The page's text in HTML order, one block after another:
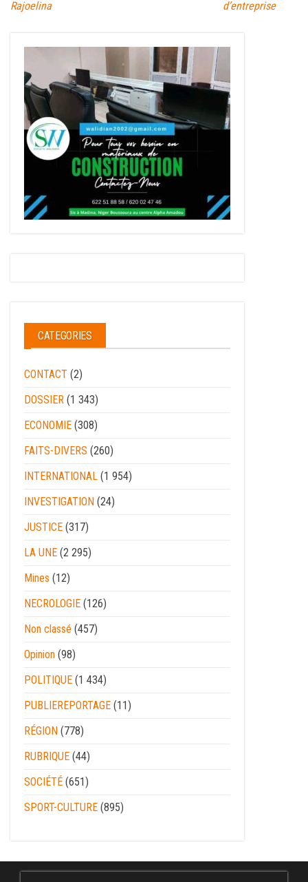
Rajoelina d’entreprise
CATEGORIES
CONTACT (2)
DOSSIER (1 343)
ECONOMIE (308)
FAITS-DIVERS (260)
INTERNATIONAL (1 954)
INVESTIGATION (24)
JUSTICE (317)
LA UNE (2 295)
Mines (12)
NECROLOGIE (126)
Non classé (457)
Opinion (98)
POLITIQUE (1 434)
PUBLIEREPORTAGE (11)
RÉGION (778)
RUBRIQUE (44)
SOCIÉTÉ (651)
SPORT-CULTURE (895)